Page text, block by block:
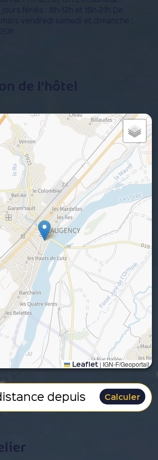
de l'hôtel
Leaflet | IGN-F/Geoportail
Calculer